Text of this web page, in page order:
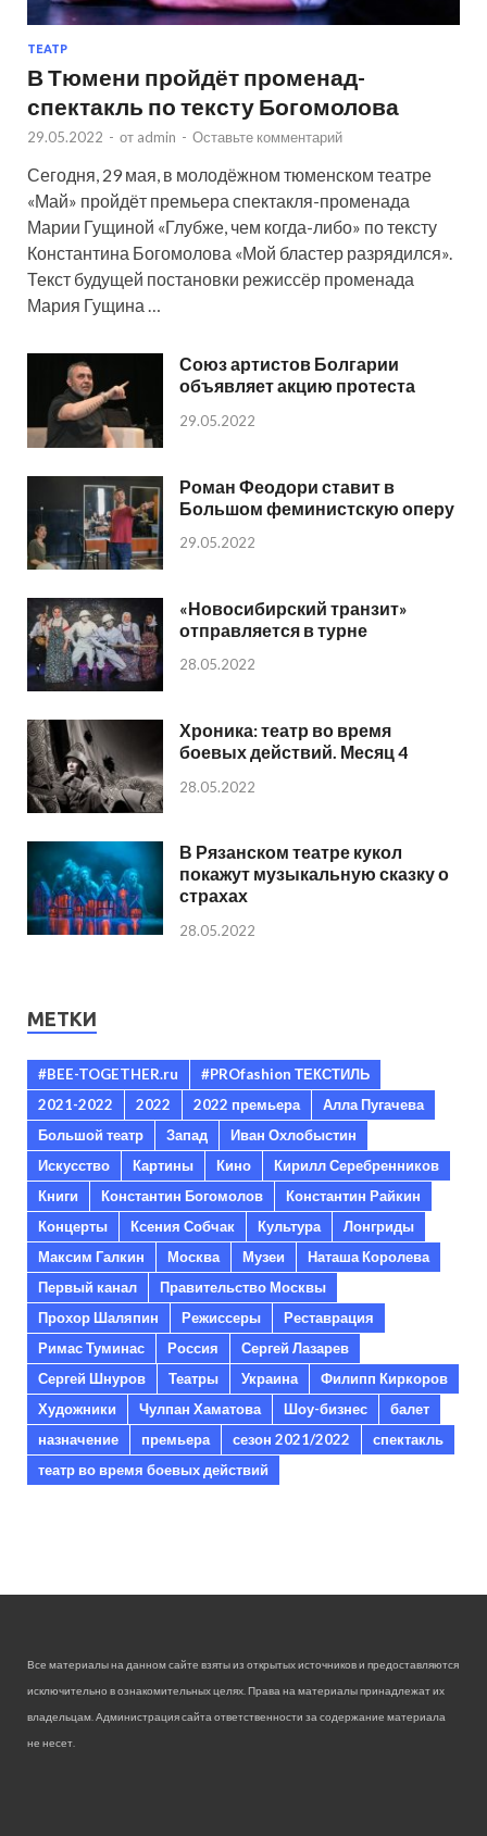
ТЕАТР
В Тюмени пройдёт променад-
спектакль по тексту Богомолова
29.05.2022 - от admin - Оставьте комментарий
Сегодня, 29 мая, в молодёжном тюменском театре
«Май» пройдёт премьера спектакля-променада
Марии Гущиной «Глубже, чем когда-либо» по тексту
Константина Богомолова «Мой бластер разрядился».
Текст будущей постановки режиссёр променада
Мария Гущина …
Союз артистов Болгарии
объявляет акцию протеста
29.05.2022
Роман Феодори ставит в
Большом феминистскую оперу
29.05.2022
«Новосибирский транзит»
отправляется в турне
28.05.2022
Хроника: театр во время
боевых действий. Месяц 4
28.05.2022
В Рязанском театре кукол
покажут музыкальную сказку о
страхах
28.05.2022
МЕТКИ
#BEE-TOGETHER.ru
#PROfashion ТЕКСТИЛЬ
2021-2022
2022 2022 премьера
Алла Пугачева
Большой театр
Запад
Иван Охлобыстин
Искусство
Картины Кино
Кирилл Серебренников
Книги
Константин Богомолов
Константин Райкин
Концерты
Ксения Собчак Культура
Лонгриды
Максим Галкин
Москва Музеи
Наташа Королева
Первый канал
Правительство Москвы
Прохор Шаляпин
Режиссеры
Реставрация
Римас Туминас
Россия
Сергей Лазарев
Сергей Шнуров
Театры Украина
Филипп Киркоров
Художники
Чулпан Хаматова Шоу-бизнес
балет
назначение
премьера сезон 2021/2022
спектакль
театр во время боевых действий
Все материалы на данном сайте взяты из открытых источников и предоставляются
исключительно в ознакомительных целях. Права на материалы принадлежат их
владельцам. Администрация сайта ответственности за содержание материала
не несет.